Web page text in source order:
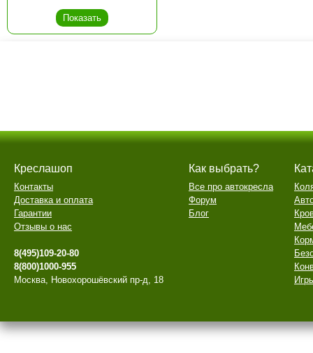
Креслашоп
Контакты
Доставка и оплата
Гарантии
Отзывы о нас
8(495)109-20-80
8(800)1000-955
Москва, Новохорошёвский пр-д, 18
Как выбрать?
Все про автокресла
Форум
Блог